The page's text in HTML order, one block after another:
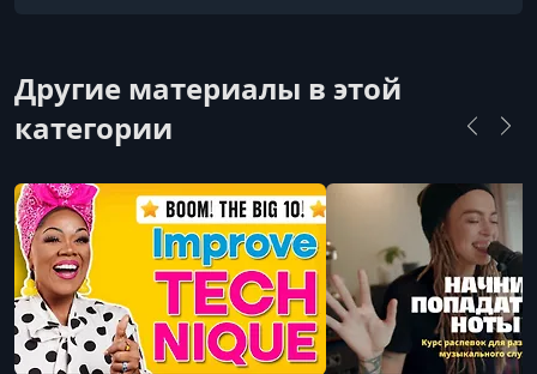
целом.Разработанные ею методики обучения
пению доказали свою эффективность, и она с
удовольствием делится ими. Бесплатные
Другие материалы в этой
категории